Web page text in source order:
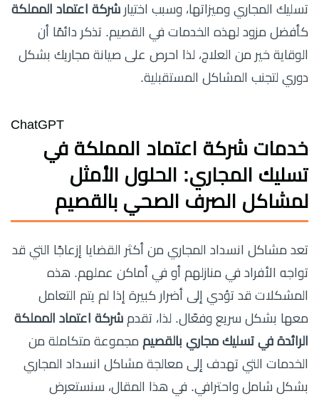
تسليك المجاري وميزاتها، وسبب اختيار شركة اعتماد المملكة
كأفضل مزود لهذه الخدمات في القصيم. تذكر دائمًا أن
الوقاية خير من العلاج، لذا احرص على صيانة مجاريك بشكل
دوري لتجنب المشاكل المستقبلية.
ChatGPT
خدمات شركة اعتماد المملكة في
تسليك المجاري: الحلول الأمثل
لمشاكل الصرف الصحي بالقصيم
تعد مشاكل انسداد المجاري من أكثر القضايا إزعاجًا التي قد
تواجه الأفراد في منازلهم أو في أماكن عملهم. هذه
المشكلات قد تؤدي إلى أضرار كبيرة إذا لم يتم التعامل
معها بشكل سريع وفعّال. لذا، تقدم شركة اعتماد المملكة
الرائدة في تسليك مجاري بالقصيم مجموعة متكاملة من
الخدمات التي تهدف إلى معالجة مشاكل انسداد المجاري
بشكل شامل واحترافي. في هذا المقال، سنستعرض